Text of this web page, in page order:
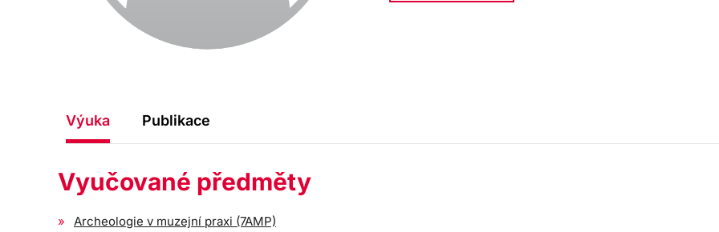
Výuka Publikace
Vyučované předměty
Archeologie v muzejní praxi (7AMP)